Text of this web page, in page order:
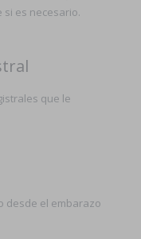
si es necesario.
que le
desde el embarazo